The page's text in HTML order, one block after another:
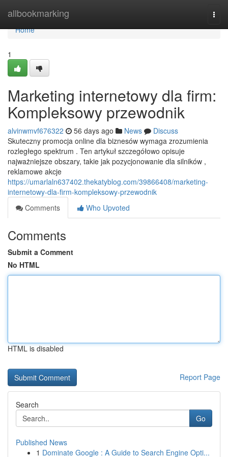
allbookmarking
Home
Home
1
Marketing internetowy dla firm:
Kompleksowy przewodnik
alvinwmvf676322 56 days ago News
Discuss
Skuteczny promocja online dla biznesów wymaga zrozumienia
rozległego spektrum . Ten artykuł szczegółowo opisuje
najważniejsze obszary, takie jak pozycjonowanie dla silników ,
reklamowe akcje
https://umarlaln637402.thekatyblog.com/39866408/marketing-
internetowy-dla-firm-kompleksowy-przewodnik
Comments
Who Upvoted
Comments
Submit a Comment
No HTML
HTML is disabled
Report Page
Search
Go
Published News
1 Dominate Google : A Guide to Search Engine Opti...